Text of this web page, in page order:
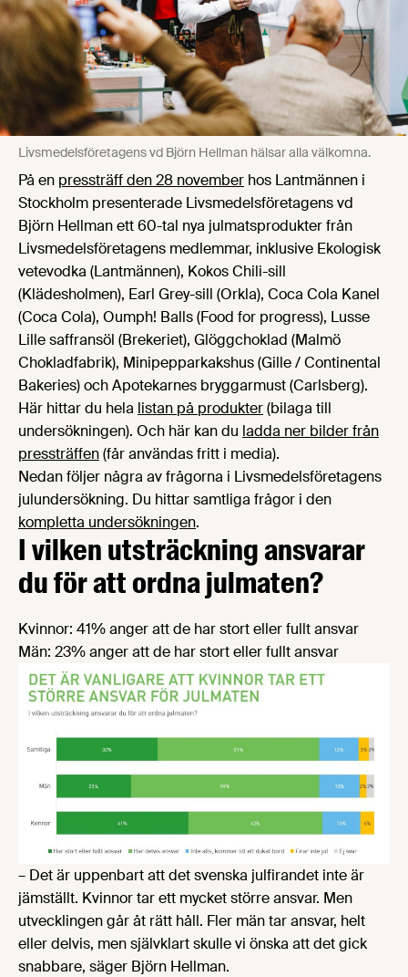
Livsmedelsföretagens vd Björn Hellman hälsar alla välkomna.
På en pressträff den 28 november hos Lantmännen i
Stockholm presenterade Livsmedelsföretagens vd
Björn Hellman ett 60-tal nya julmatsprodukter från
Livsmedelsföretagens medlemmar, inklusive Ekologisk
vetevodka (Lantmännen), Kokos Chili-sill
(Klädesholmen), Earl Grey-sill (Orkla), Coca Cola Kanel
(Coca Cola), Oumph! Balls (Food for progress), Lusse
Lille saffransöl (Brekeriet), Glöggchoklad (Malmö
Chokladfabrik), Minipepparkakshus (Gille / Continental
Bakeries) och Apotekarnes bryggarmust (Carlsberg).
Här hittar du hela listan på produkter(bilaga till
undersökningen). Och här kan du ladda ner bilder från
pressträffen(får användas fritt i media).
Nedan följer några av frågorna i Livsmedelsföretagens
julundersökning. Du hittar samtliga frågor i den
kompletta undersökningen.
I vilken utsträckning ansvarar
du för att ordna julmaten?
Kvinnor: 41% anger att de har stort eller fullt ansvar
Män: 23% anger att de har stort eller fullt ansvar
– Det är uppenbart att det svenska julfirandet inte är
jämställt. Kvinnor tar ett mycket större ansvar. Men
utvecklingen går åt rätt håll. Fler män tar ansvar, helt
eller delvis, men självklart skulle vi önska att det gick
snabbare, säger Björn Hellman.